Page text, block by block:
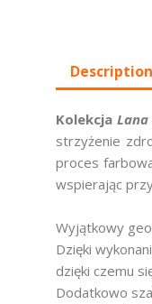
Description
Kolekcja
strzyżenie
proces
wspierając
Wyjątkowy
Dzięki
dzięki czemu
Dodatkowo